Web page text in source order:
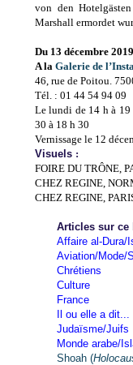
von den
Marshall ermordet
Du 13 décembre
A la Galerie de
46, rue de Poitou.
Tél. : 01 44 54 94 09
Le lundi de 14 h à 19
30 à 18 h 30
Vernissage le 12
Visuels :
FOIRE DU TRÔNE,
CHEZ REGINE,
CHEZ REGINE,
Articles sur ce
Affaire al-Dura/
Aviation/Mode/
Chrétiens
Culture
France
Il ou elle a dit...
Judaïsme/Juifs
Monde arabe/
Shoah (